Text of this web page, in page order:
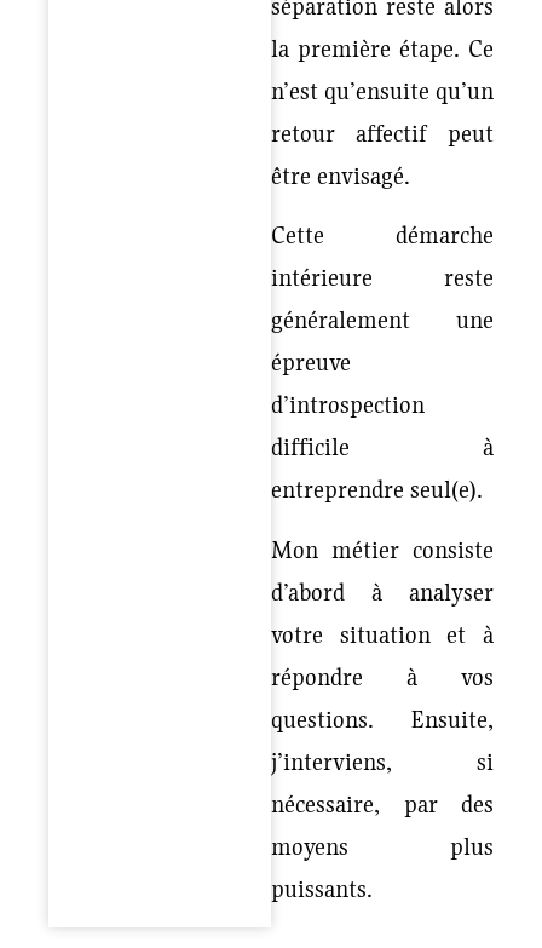
la première étape. Ce
n’est qu’ensuite qu’un
retour affectif peut
être envisagé.
Cette démarche
intérieure reste
généralement une
épreuve
d’introspection
difficile à
entreprendre seul(e).
Mon métier consiste
d’abord à analyser
votre situation et à
répondre à vos
questions. Ensuite,
j’interviens, si
nécessaire, par des
moyens plus
puissants.